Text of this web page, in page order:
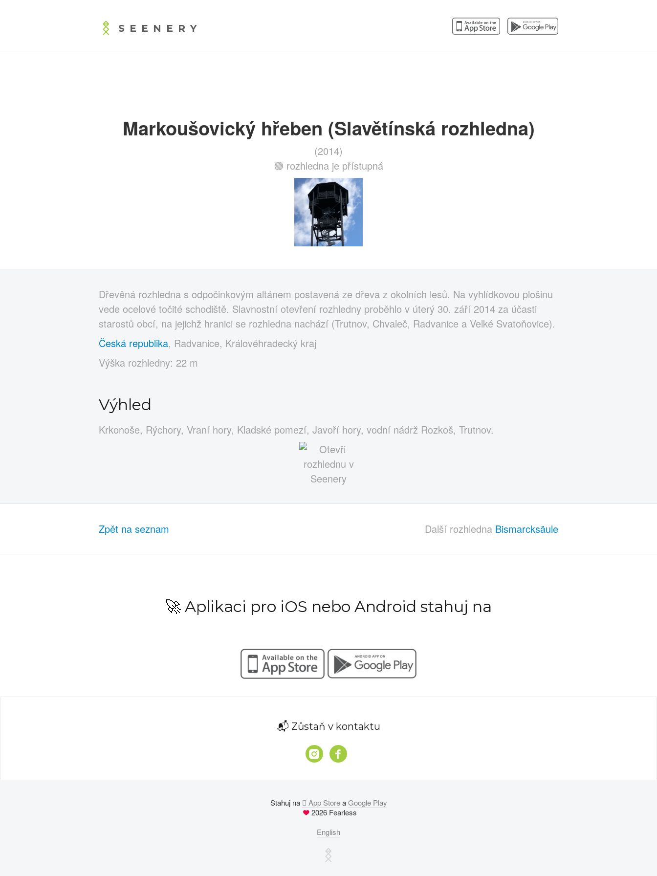
SEENERY
Markoušovický hřeben (Slavětínská rozhledna)
(2014)
🟢 rozhledna je přístupná
Dřevěná rozhledna s odpočinkovým altánem postavená ze dřeva z okolních lesů. Na vyhlídkovou plošinu
vede ocelové točité schodiště. Slavnostní otevření rozhledny proběhlo v úterý 30. září 2014 za účasti
starostů obcí, na jejichž hranici se rozhledna nachází (Trutnov, Chvaleč, Radvanice a Velké Svatoňovice).
Česká republika, Radvanice, Královéhradecký kraj
Výška rozhledny: 22 m
Výhled
Krkonoše, Rýchory, Vraní hory, Kladské pomezí, Javoří hory, vodní nádrž Rozkoš, Trutnov.
Zpět na seznam Další rozhledna Bismarcksäule
🚀 Aplikaci pro iOS nebo Android stahuj na
📬 Zůstaň v kontaktu
Stahuj na  App StoreaGoogle Play
2026 Fearless
English